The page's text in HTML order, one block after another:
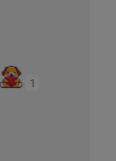
1